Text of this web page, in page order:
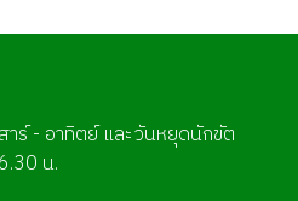
ร์ - อาทิตย์ และวันหยุดนักขัต
น.